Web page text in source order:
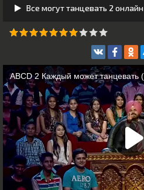
Все могут танцевать 2 онлайн